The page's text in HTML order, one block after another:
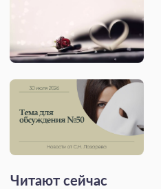
Читают сейчас